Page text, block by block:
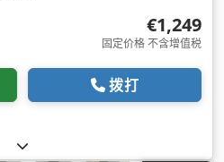
€1,249
固定价格 不含增值税
拨打